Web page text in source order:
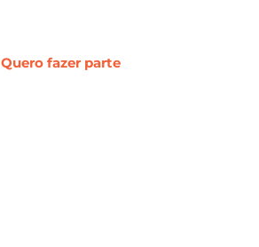
Quero fazer parte